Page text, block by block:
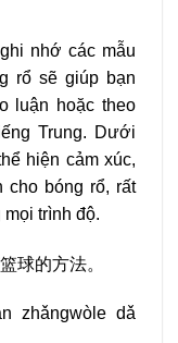
nhớ các mẫu
rổ sẽ giúp bạn
luận hoặc theo
Trung. Dưới
hiện cảm xúc,
cho bóng rổ, rất
trình độ.
球的方法。
zhǎngwòle dǎ